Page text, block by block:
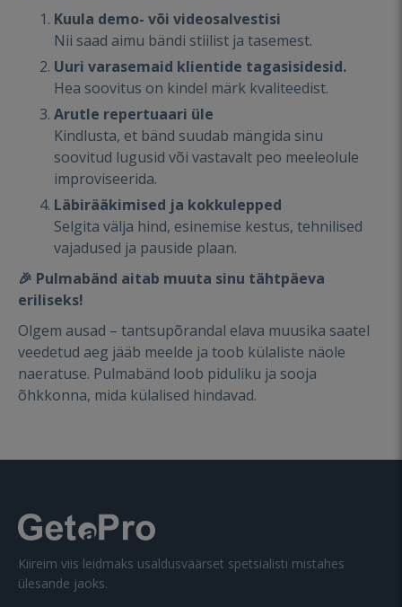
Kuula demo- või videosalvestisi
Nii saad aimu bändi stiilist ja tasemest.
Uuri varasemaid klientide tagasisidesid.
Hea soovitus on kindel märk kvaliteedist.
Arutle repertuaari üle
Kindlusta, et bänd suudab mängida sinu
soovitud lugusid või vastavalt peo meeleolule
improviseerida.
Läbirääkimised ja kokkulepped
Selgita välja hind, esinemise kestus, tehnilised
vajadused ja pauside plaan.
🎉 Pulmabänd aitab muuta sinu tähtpäeva
eriliseks!
Olgem ausad – tantsupõrandal elava muusika saatel
veedetud aeg jääb meelde ja toob külaliste näole
naeratuse. Pulmabänd loob piduliku ja sooja
õhkkonna, mida külalised hindavad.
Kiireim viis leidmaks usaldusväärset spetsialisti mistahes
ülesande jaoks.